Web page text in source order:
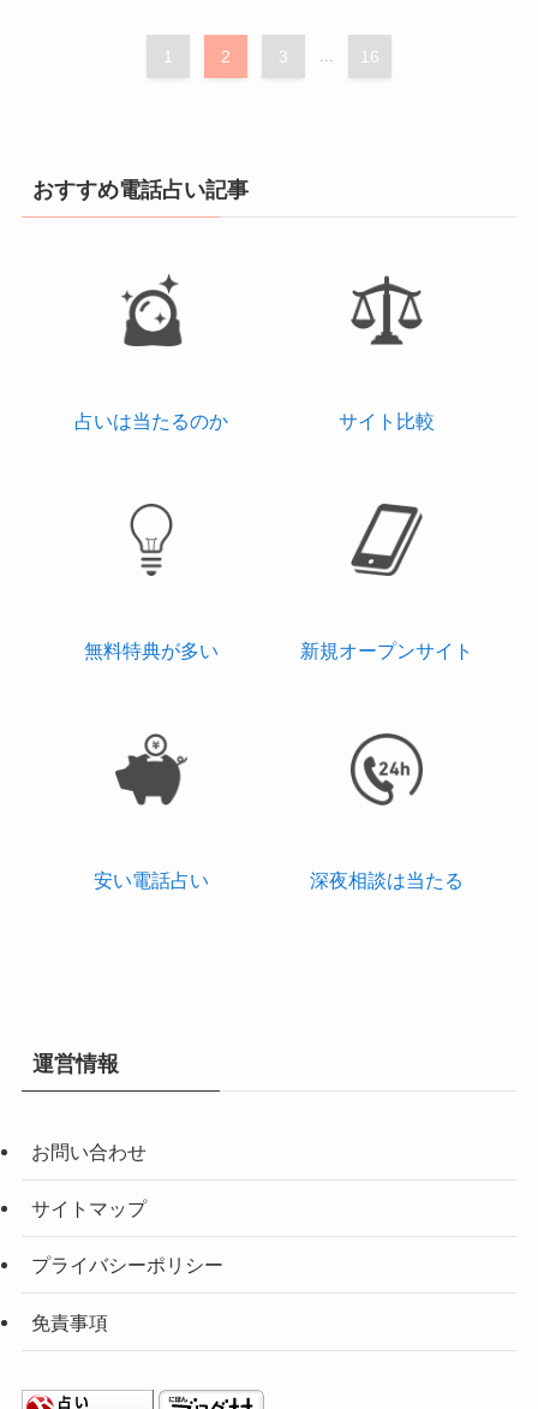
1 2 3 16
おすすめ電話占い記事
占いは当たるのか サイト比較
無料特典が多い 新規オープンサイト
安い電話占い 深夜相談は当たる
運営情報
お問い合わせ
サイトマップ
プライバシーポリシー
免責事項